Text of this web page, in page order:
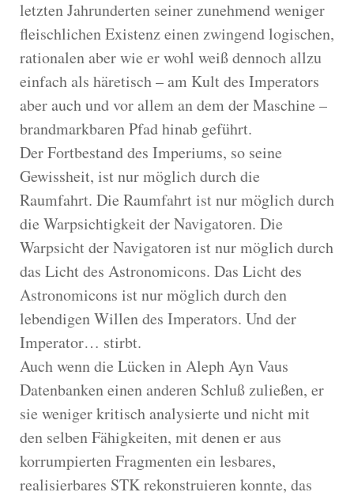
letzten Jahrunderten seiner zunehmend weniger
fleischlichen Existenz einen zwingend logischen,
rationalen aber wie er wohl weiß dennoch allzu
einfach als häretisch – am Kult des Imperators
aber auch und vor allem an dem der Maschine –
brandmarkbaren Pfad hinab geführt.
Der Fortbestand des Imperiums, so seine
Gewissheit, ist nur möglich durch die
Raumfahrt. Die Raumfahrt ist nur möglich durch
die Warpsichtigkeit der Navigatoren. Die
Warpsicht der Navigatoren ist nur möglich durch
das Licht des Astronomicons. Das Licht des
Astronomicons ist nur möglich durch den
lebendigen Willen des Imperators. Und der
Imperator… stirbt.
Auch wenn die Lücken in Aleph Ayn Vaus
Datenbanken einen anderen Schluß zuließen, er
sie weniger kritisch analysierte und nicht mit
den selben Fähigkeiten, mit denen er aus
korrumpierten Fragmenten ein lesbares,
realisierbares STK rekonstruieren konnte, das